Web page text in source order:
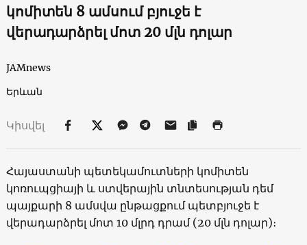
կոմիտեն 8 ամսում բյուջե է
վերադարձրել մոտ 20 մլն դոլար
JAMnews
Երևան
Կիսվել
Հայաստանի պետեկամուտների կոմիտեն
կոռուպցիայի և ստվերային տնտեսության դեմ
պայքարի 8 ամսվա ընթացքում պետբյուջե է
վերադարձրել մոտ 10 մլրդ դրամ (20 մլն դոլար)։